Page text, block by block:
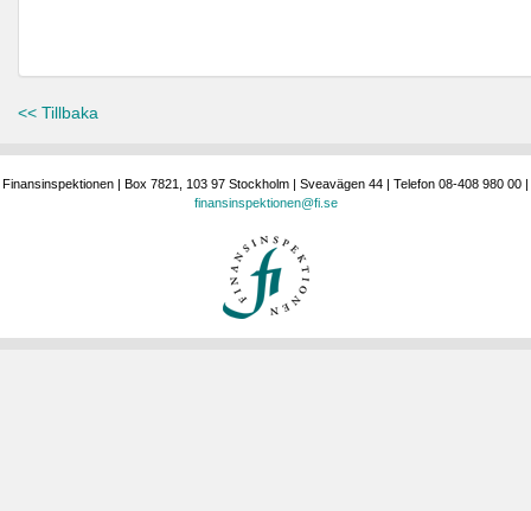
<< Tillbaka
Finansinspektionen | Box 7821, 103 97 Stockholm | Sveavägen 44 | Telefon 08-408 980 00 |
finansinspektionen@fi.se